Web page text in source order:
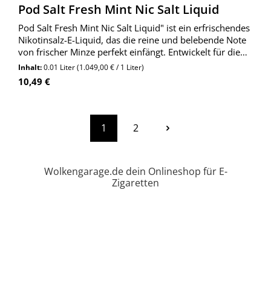
Pod Salt Fresh Mint Nic Salt Liquid
Pod Salt Fresh Mint Nic Salt Liquid" ist ein erfrischendes
Nikotinsalz-E-Liquid, das die reine und belebende Note
von frischer Minze perfekt einfängt. Entwickelt für die
Verwendung in Pod-Systemen, bietet dieses Liquid ein
intensives Dampferlebnis.
Inhalt:0.01 Liter(1.049,00 € / 1 Liter)
Regulärer Preis:
10,49 €
Seite
1 Seite
2
Wolkengarage.de dein Onlineshop für E-
Zigaretten